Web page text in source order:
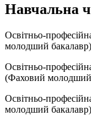
Навчальна
Освітньо-
молодший
Освітньо-
(Фаховий молодший
Освітньо-
молодший